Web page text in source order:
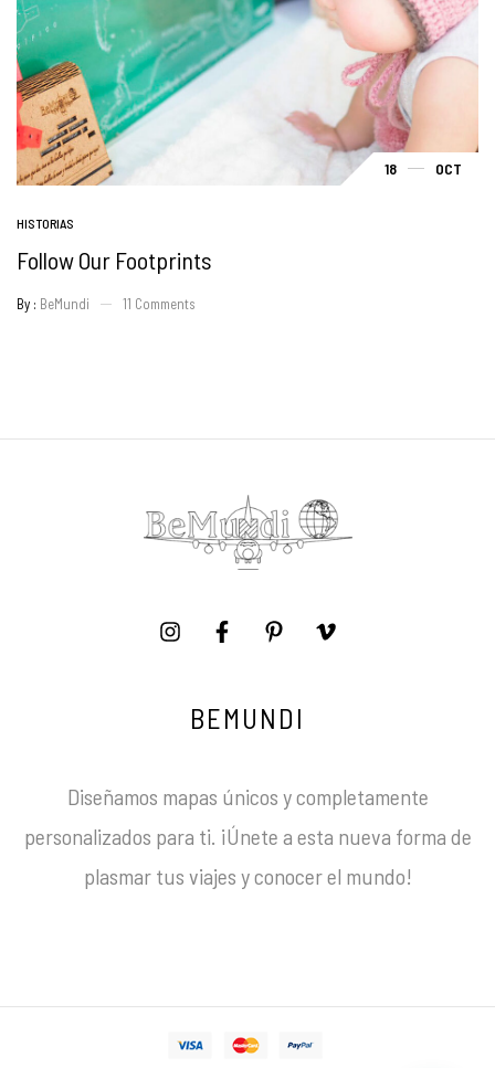
18 OCT
HISTORIAS
Follow Our Footprints
By : BeMundi 11 Comments
BEMUNDI
Diseñamos mapas únicos y completamente
personalizados para ti. ¡Únete a esta nueva forma de
plasmar tus viajes y conocer el mundo!